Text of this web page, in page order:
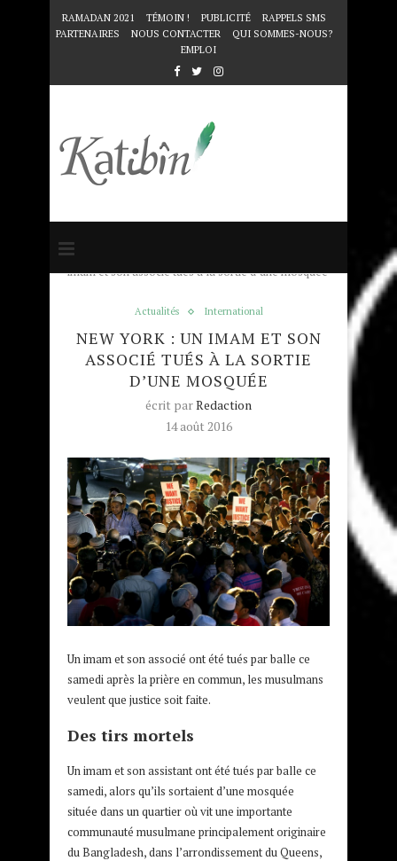
RAMADAN 2021 TÉMOIN ! PUBLICITÉ
RAPPELS SMS
PARTENAIRES
NOUS CONTACTER
QUI SOMMES-NOUS?
EMPLOI
Accueil
imam et son associé tués à la sortie d’une mosquée
Actualités International
NEW YORK : UN IMAM ET SON
ASSOCIÉ TUÉS À LA SORTIE
D’UNE MOSQUÉE
écrit parRedaction
14 août 2016
Un imam et son associé ont été tués par balle ce
samedi après la prière en commun, les musulmans
veulent que justice soit faite.
Des tirs mortels
Un imam et son assistant ont été tués par balle ce
samedi, alors qu’ils sortaient d’une mosquée
située dans un quartier où vit une importante
communauté musulmane principalement originaire
du Bangladesh, dans l’arrondissement du Queens,